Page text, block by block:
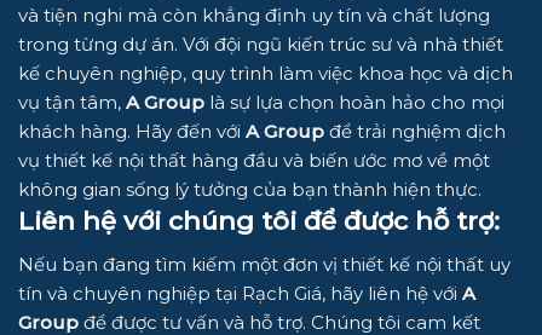
và tiện nghi mà còn khẳng định uy tín và chất lượng
trong từng dự án. Với đội ngũ kiến trúc sư và nhà thiết
kế chuyên nghiệp, quy trình làm việc khoa học và dịch
vụ tận tâm, A Group là sự lựa chọn hoàn hảo cho mọi
khách hàng. Hãy đến với A Group để trải nghiệm dịch
vụ thiết kế nội thất hàng đầu và biến ước mơ về một
không gian sống lý tưởng của bạn thành hiện thực.
Liên hệ với chúng tôi để được hỗ trợ:
Nếu bạn đang tìm kiếm một đơn vị thiết kế nội thất uy
tín và chuyên nghiệp tại Rạch Giá, hãy liên hệ với A
Group để được tư vấn và hỗ trợ. Chúng tôi cam kết